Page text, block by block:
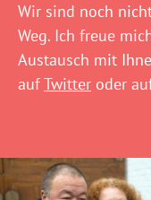
Wir sind noch
Weg. Ich freue
Austausch mit
aufTwitter oder